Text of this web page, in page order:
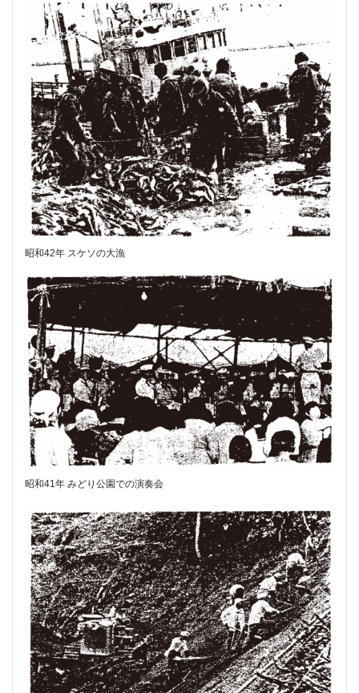
昭和42年 スケソの大漁
昭和41年 みどり公園での演奏会